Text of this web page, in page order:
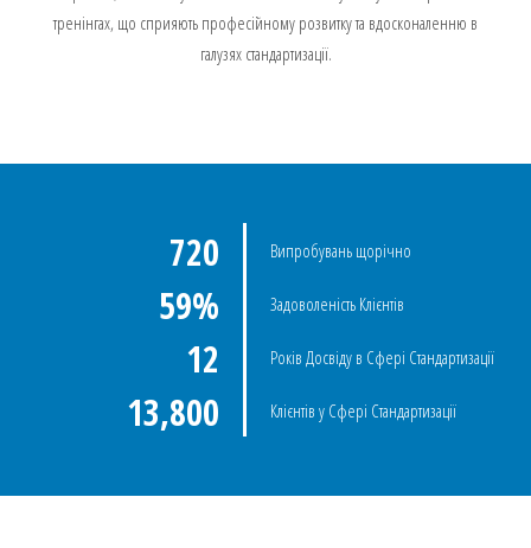
тренінгах, що сприяють професійному розвитку та вдосконаленню в
галузях стандартизації.
1,200 Випробувань щорічно
98 Задоволеність Клієнтів
20 Років Досвіду в Сфері Стандартизації
23,000 Клієнтів у Сфері Стандартизації